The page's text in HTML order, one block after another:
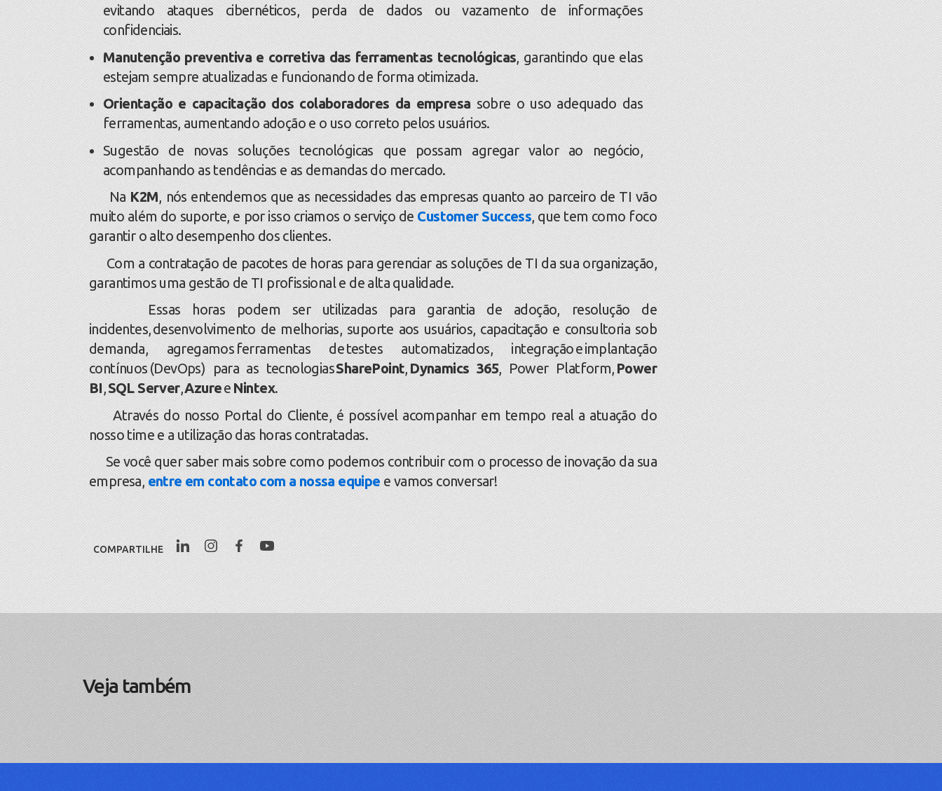
evitando ataques cibernéticos, perda de dados ou vazamento de informações
confidenciais.
Manutenção preventiva e corretiva das ferramentas tecnológicas, garantindo que elas
estejam sempre atualizadas e funcionando de forma otimizada.
Orientação e capacitação dos colaboradores da empresa sobre o uso adequado das
ferramentas, aumentando adoção e o uso correto pelos usuários.
Sugestão de novas soluções tecnológicas que possam agregar valor ao negócio,
acompanhando as tendências e as demandas do mercado.
Na K2M, nós entendemos que as necessidades das empresas quanto ao parceiro de TI vão
muito além do suporte, e por isso criamos o serviço de Customer Success, que tem como foco
garantir o alto desempenho dos clientes.
Com a contratação de pacotes de horas para gerenciar as soluções de TI da sua organização,
garantimos uma gestão de TI profissional e de alta qualidade.
Essas horas podem ser utilizadas para garantia de adoção, resolução de
incidentes, desenvolvimento de melhorias, suporte aos usuários, capacitação e consultoria sob
demanda, agregamos ferramentas de testes automatizados, integração e implantação
contínuos (DevOps) para as tecnologiasSharePoint, Dynamics 365, Power Platform, Power
BI,SQL Server,Azuree Nintex.
Através do nosso Portal do Cliente, é possível acompanhar em tempo real a atuação do
nosso time e a utilização das horas contratadas.
Se você quer saber mais sobre como podemos contribuir com o processo de inovação da sua
empresa, entre em contato com a nossa equipe e vamos conversar!
COMPARTILHE
Veja também